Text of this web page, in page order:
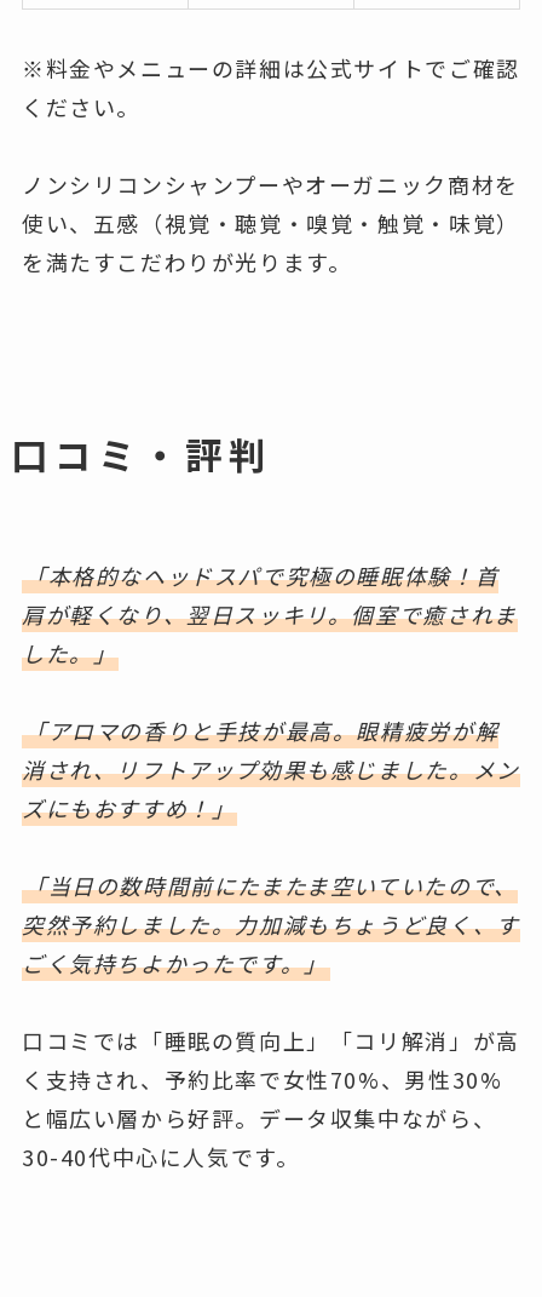
※料金やメニューの詳細は公式サイトでご確認
ください。
ノンシリコンシャンプーやオーガニック商材を
使い、五感（視覚・聴覚・嗅覚・触覚・味覚）
を満たすこだわりが光ります。
口コミ・評判
「本格的なヘッドスパで究極の睡眠体験！首
肩が軽くなり、翌日スッキリ。個室で癒されま
した。」
「アロマの香りと手技が最高。眼精疲労が解
消され、リフトアップ効果も感じました。メン
ズにもおすすめ！」
「当日の数時間前にたまたま空いていたので、
突然予約しました。力加減もちょうど良く、す
ごく気持ちよかったです。」
口コミでは「睡眠の質向上」「コリ解消」が高
く支持され、予約比率で女性70%、男性30%
と幅広い層から好評。データ収集中ながら、
30-40代中心に人気です。